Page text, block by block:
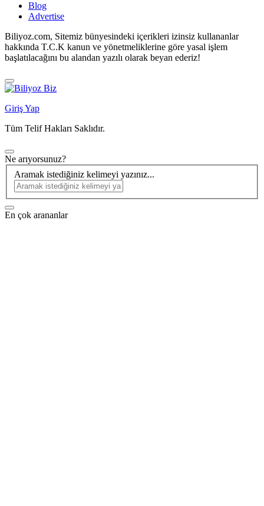
Blog
Advertise
Biliyoz.com, Sitemiz bünyesindeki içerikleri izinsiz kullananlar
hakkında T.C.K kanun ve yönetmeliklerine göre yasal işlem
başlatılacağını bu alandan yazılı olarak beyan ederiz!
Giriş Yap
Tüm Telif Hakları Saklıdır.
Ne arıyorsunuz?
Aramak istediğiniz kelimeyi yazınız...
En çok arananlar